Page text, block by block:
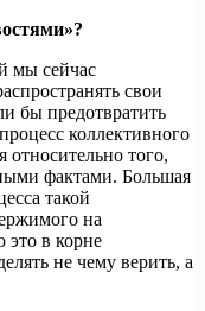
мы сейчас
свои
бы предотвратить
коллективного
относительно того,
фактами. Большая
такой
на
это в корне
не чему верить, а